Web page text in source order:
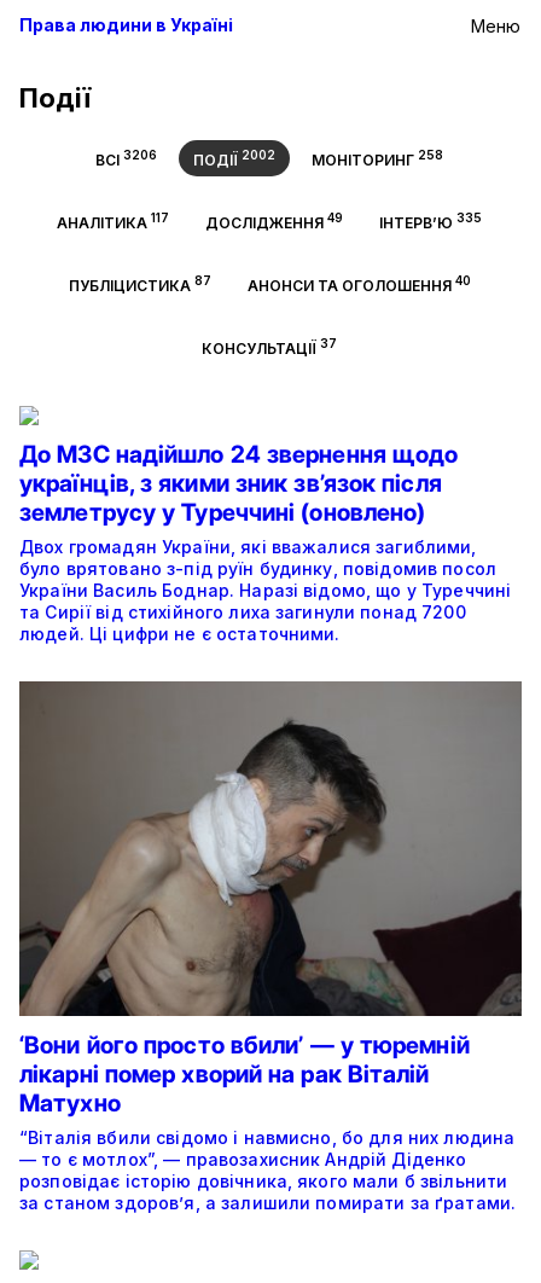
Меню
Права людини в Україні
Події
ВСІ 3206 ПОДІЇ 2002 МОНІТОРИНГ 258
АНАЛІТИКА 117 ДОСЛІДЖЕННЯ 49 ІНТЕРВ’Ю 335
ПУБЛІЦИСТИКА 87 АНОНСИ ТА ОГОЛОШЕННЯ40
КОНСУЛЬТАЦІЇ 37
До МЗС надійшло 24 звернення щодо
українців, з якими зник зв’язок після
землетрусу у Туреччині (оновлено)
Двох громадян України, які вважалися загиблими,
було врятовано з-під руїн будинку, повідомив посол
України Василь Боднар. Наразі відомо, що у Туреччині
та Сирії від стихійного лиха загинули понад 7200
людей. Ці цифри не є остаточними.
‘Вони його просто вбили’ — у тюремній
лікарні помер хворий на рак Віталій
Матухно
“Віталія вбили свідомо і навмисно, бо для них людина
— то є мотлох”, — правозахисник Андрій Діденко
розповідає історію довічника, якого мали б звільнити
за станом здоров’я, а залишили помирати за ґратами.